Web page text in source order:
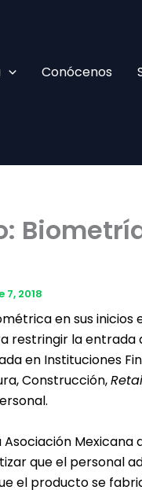
Conócenos
2018
en sus inicios
restringir la
en Instituciones
Construcción,
que el personal
el producto se